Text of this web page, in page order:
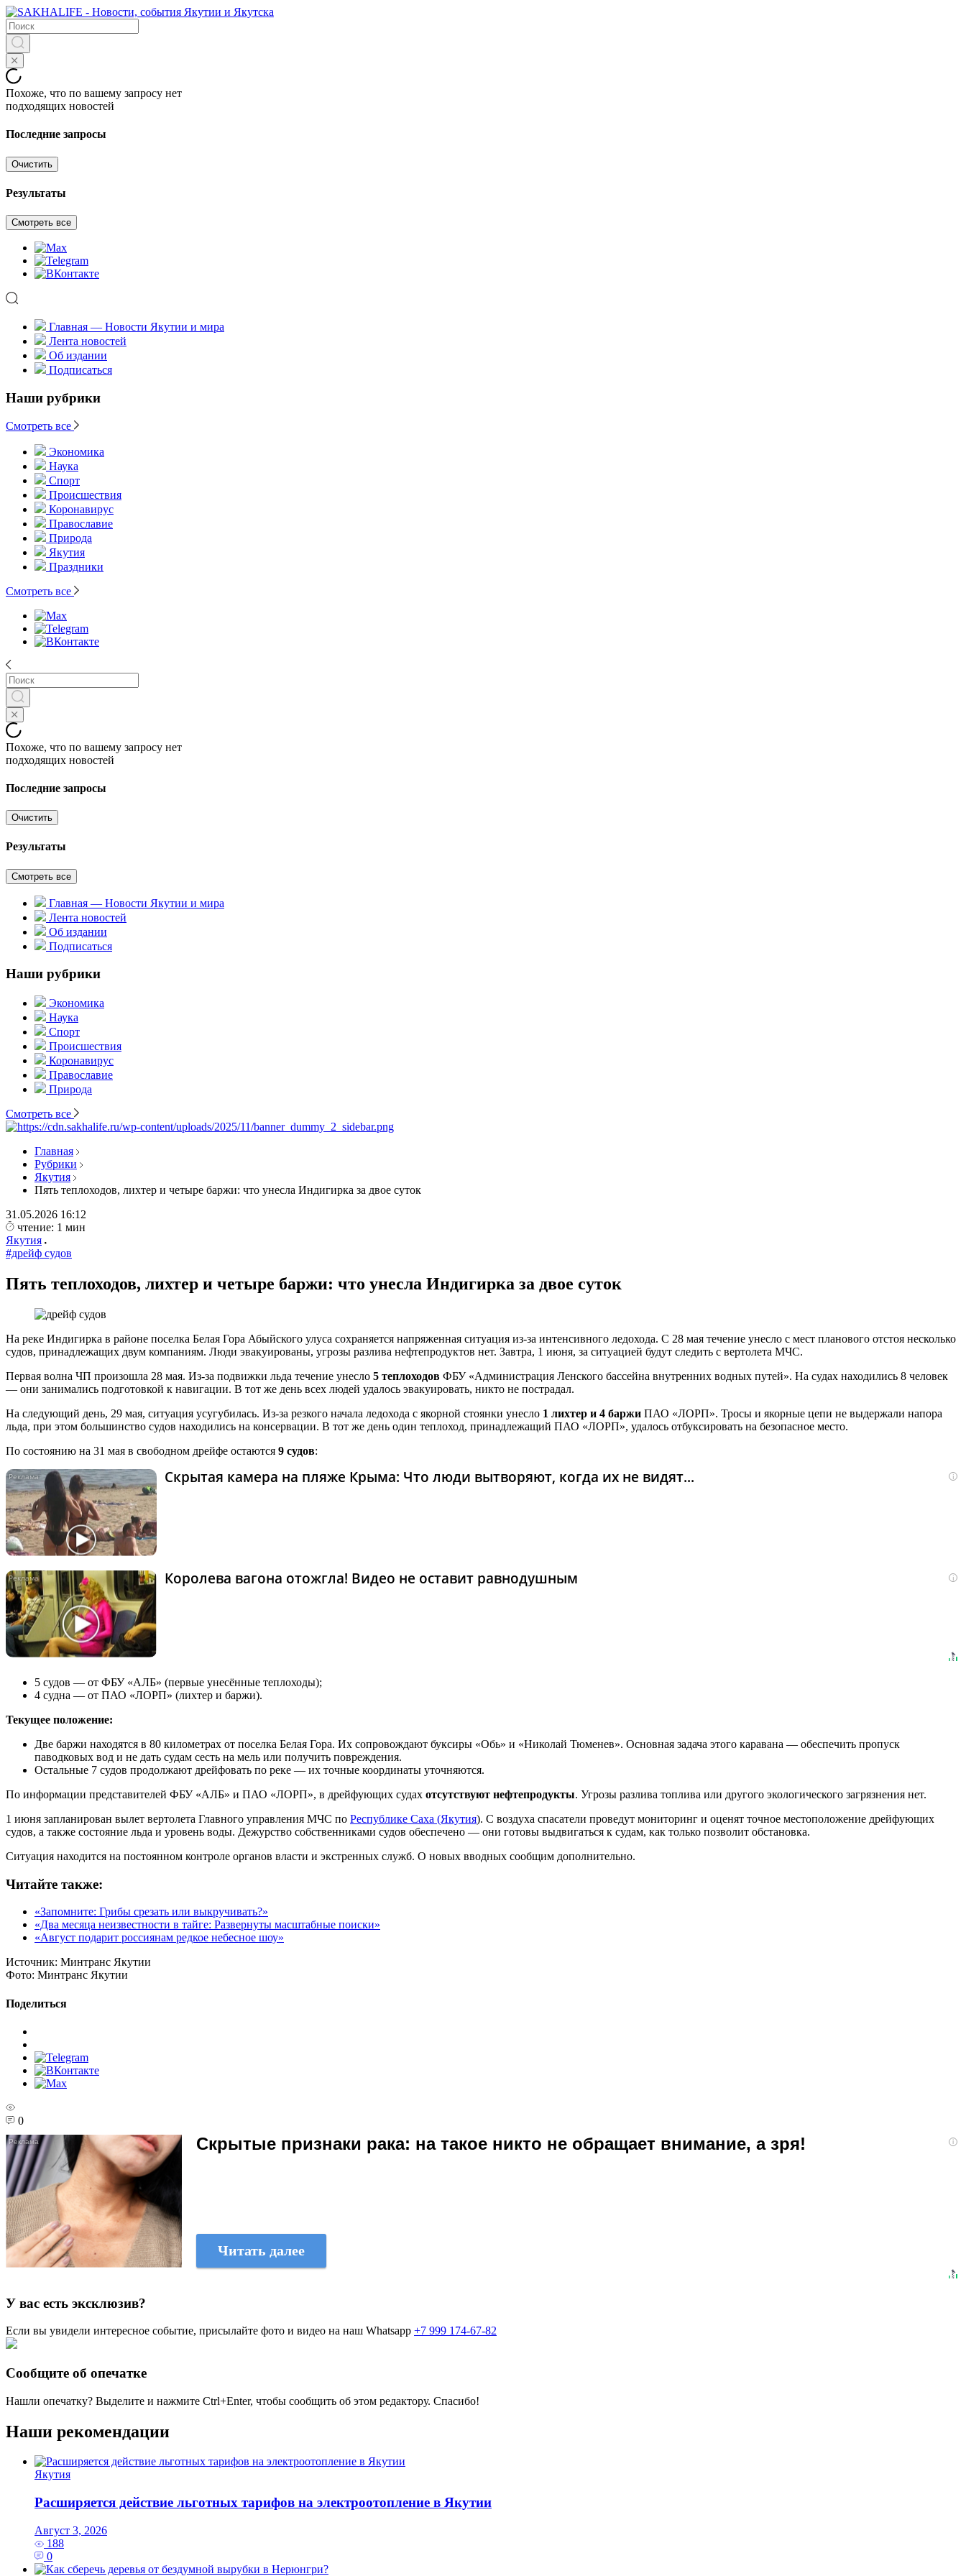
Похоже, что по вашему запросу нет
подходящих новостей
Последние запросы
Очистить
Результаты
Смотреть все
Главная — Новости Якутии и мира
Лента новостей
Об издании
Подписаться
Наши рубрики
Смотреть все
Экономика
Наука
Спорт
Происшествия
Коронавирус
Православие
Природа
Якутия
Праздники
Смотреть все
Похоже, что по вашему запросу нет
подходящих новостей
Последние запросы
Очистить
Результаты
Смотреть все
Главная — Новости Якутии и мира
Лента новостей
Об издании
Подписаться
Наши рубрики
Экономика
Наука
Спорт
Происшествия
Коронавирус
Православие
Природа
Смотреть все
Главная
Рубрики
Якутия
Пять теплоходов, лихтер и четыре баржи: что унесла Индигирка за двое суток
31.05.2026 16:12
чтение: 1 мин
Якутия
#дрейф судов
Пять теплоходов, лихтер и четыре баржи: что унесла Индигирка за двое суток
На реке Индигирка в районе поселка Белая Гора Абыйского улуса сохраняется напряженная ситуация из-за интенсивного ледохода. С 28 мая течение унесло с мест планового отстоя несколько
судов, принадлежащих двум компаниям. Люди эвакуированы, угрозы разлива нефтепродуктов нет. Завтра, 1 июня, за ситуацией будут следить с вертолета МЧС.
Первая волна ЧП произошла 28 мая. Из-за подвижки льда течение унесло 5 теплоходов ФБУ «Администрация Ленского бассейна внутренних водных путей». На судах находились 8 человек
— они занимались подготовкой к навигации. В тот же день всех людей удалось эвакуировать, никто не пострадал.
На следующий день, 29 мая, ситуация усугубилась. Из-за резкого начала ледохода с якорной стоянки унесло 1 лихтер и 4 баржи ПАО «ЛОРП». Тросы и якорные цепи не выдержали напора
льда, при этом большинство судов находились на консервации. В тот же день один теплоход, принадлежащий ПАО «ЛОРП», удалось отбуксировать на безопасное место.
По состоянию на 31 мая в свободном дрейфе остаются 9 судов:
i
Скрытая камера на пляже Крыма: Что люди вытворяют, когда их не видят...
i
Королева вагона отожгла! Видео не оставит равнодушным
5 судов — от ФБУ «АЛБ» (первые унесённые теплоходы);
4 судна — от ПАО «ЛОРП» (лихтер и баржи).
Текущее положение:
Две баржи находятся в 80 километрах от поселка Белая Гора. Их сопровождают буксиры «Обь» и «Николай Тюменев». Основная задача этого каравана — обеспечить пропуск
паводковых вод и не дать судам сесть на мель или получить повреждения.
Остальные 7 судов продолжают дрейфовать по реке — их точные координаты уточняются.
По информации представителей ФБУ «АЛБ» и ПАО «ЛОРП», в дрейфующих судах отсутствуют нефтепродукты. Угрозы разлива топлива или другого экологического загрязнения нет.
1 июня запланирован вылет вертолета Главного управления МЧС по Республике Саха (Якутия). С воздуха спасатели проведут мониторинг и оценят точное местоположение дрейфующих
судов, а также состояние льда и уровень воды. Дежурство собственниками судов обеспечено — они готовы выдвигаться к судам, как только позволит обстановка.
Ситуация находится на постоянном контроле органов власти и экстренных служб. О новых вводных сообщим дополнительно.
Читайте также:
«Запомните: Грибы срезать или выкручивать?»
«Два месяца неизвестности в тайге: Развернуты масштабные поиски»
«Август подарит россиянам редкое небесное шоу»
Источник: Минтранс Якутии
Фото: Минтранс Якутии
Поделиться
0
i
Скрытые признаки рака: на такое никто не обращает внимание, а зря!
Читать далее
У вас есть эксклюзив?
Если вы увидели интересное событие, присылайте фото и видео на наш Whatsapp +7 999 174-67-82
Сообщите об опечатке
Нашли опечатку? Выделите и нажмите Ctrl+Enter, чтобы сообщить об этом редактору. Спасибо!
Наши рекомендации
Якутия
Расширяется действие льготных тарифов на электроотопление в Якутии
Август 3, 2026
188
0